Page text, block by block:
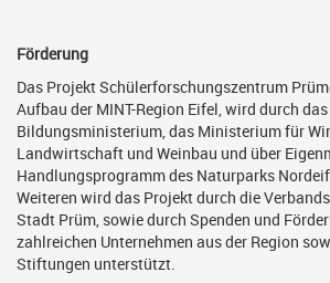
Förderung
Das Projekt Schülerforschungszentrum
Aufbau der MINT-Region Eifel, wird durch das
Bildungsministerium, das Ministerium für
Landwirtschaft und Weinbau und über
Handlungsprogramm des Naturparks
Weiteren wird das Projekt durch die
Stadt Prüm, sowie durch Spenden und
zahlreichen Unternehmen aus der Region
Stiftungen unterstützt.